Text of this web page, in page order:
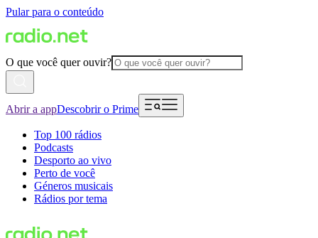
Pular para o conteúdo
O que você quer ouvir?
Abrir a appDescobrir o Prime
Top 100 rádios
Podcasts
Desporto ao vivo
Perto de você
Géneros musicais
Rádios por tema